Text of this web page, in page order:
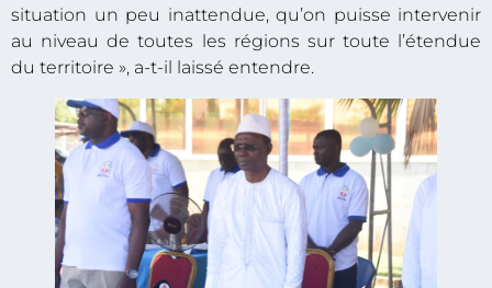
situation un peu inattendue, qu’on puisse intervenir
au niveau de toutes les régions sur toute l’étendue
du territoire », a-t-il laissé entendre.